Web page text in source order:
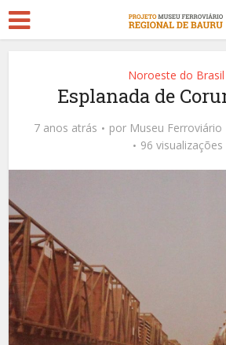
Noroeste do Brasil
Esplanada de
7 anos atrás por Museu
96 visualizações